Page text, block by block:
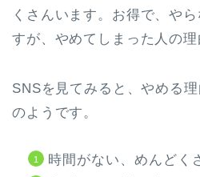
くさんいます。お得で、や
すが、やめてしまった人の理
SNSを見てみると、やめる
のようです。
時間がない、めんどく